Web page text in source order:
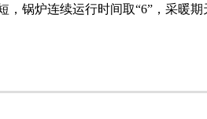
锅炉连续运行时间取“6”，采暖期